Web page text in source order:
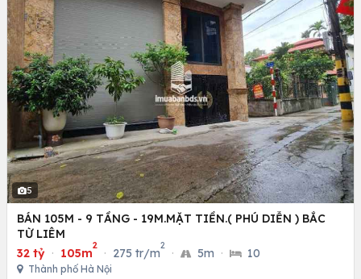
5
BÁN 105M - 9 TẦNG - 19M.MẶT TIỀN.( PHÚ DIỄN ) BẮC
TỪ LIÊM
32 tỷ · 105m
2
· 275 tr/m
2
· 5m · 10
Thành phố Hà Nội